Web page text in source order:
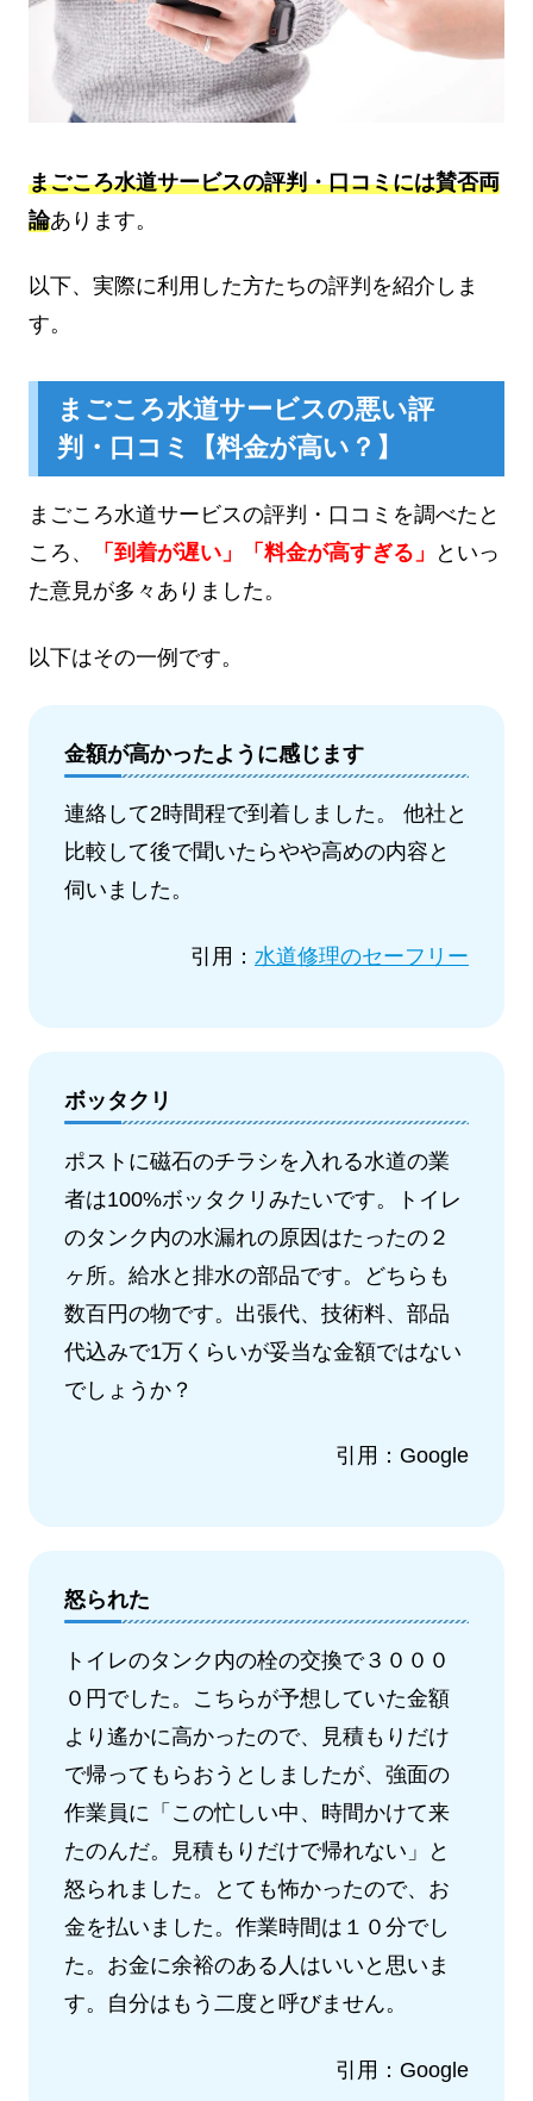
まごころ水道サービスの評判・口コミには賛否両
論あります。
以下、実際に利用した方たちの評判を紹介しま
す。
まごころ水道サービスの悪い評
判・口コミ【料金が高い？】
まごころ水道サービスの評判・口コミを調べたと
ころ、
「到着が遅い」「料金が高すぎる」
といっ
た意見が多々ありました。
以下はその一例です。
金額が高かったように感じます
連絡して2時間程で到着しました。 他社と
比較して後で聞いたらやや高めの内容と
伺いました。
引用： 水道修理のセーフリー
ボッタクリ
ポストに磁石のチラシを入れる水道の業
者は100%ボッタクリみたいです。トイレ
のタンク内の水漏れの原因はたったの２
ヶ所。給水と排水の部品です。どちらも
数百円の物です。出張代、技術料、部品
代込みで1万くらいが妥当な金額ではない
でしょうか？
引用：Google
怒られた
トイレのタンク内の栓の交換で３０００
０円でした。こちらが予想していた金額
より遙かに高かったので、見積もりだけ
で帰ってもらおうとしましたが、強面の
作業員に「この忙しい中、時間かけて来
たのんだ。見積もりだけで帰れない」と
怒られました。とても怖かったので、お
金を払いました。作業時間は１０分でし
た。お金に余裕のある人はいいと思いま
す。自分はもう二度と呼びません。
引用：Google